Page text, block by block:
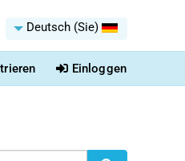
Deutsch (Sie)
Einloggen